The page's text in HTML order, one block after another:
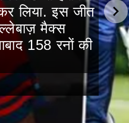
लिया. इस जीत
मैक्स
158 रनों की